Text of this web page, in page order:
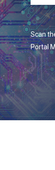
Scan
Portal